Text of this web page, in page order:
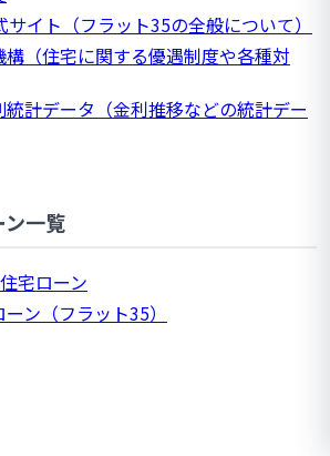
イト（フラット35の全般について）
（住宅に関する優遇制度や各種対
統計データ（金利推移などの統計デー
ン一覧
宅ローン
ン（フラット35）